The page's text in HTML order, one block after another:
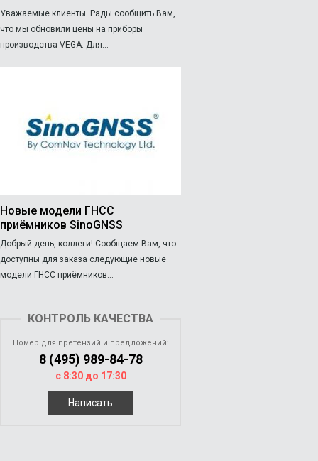
Уважаемые клиенты. Рады сообщить Вам,
что мы обновили цены на приборы
производства VEGA. Для...
Новые модели ГНСС
приёмников SinoGNSS
Добрый день, коллеги! Сообщаем Вам, что
доступны для заказа следующие новые
модели ГНСС приёмников...
КОНТРОЛЬ КАЧЕСТВА
Номер для претензий и предложений:
8 (495) 989-84-78
с 8:30 до 17:30
Написать